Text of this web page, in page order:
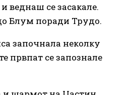
веднаш се засакале.
Блум поради Трудо.
започнала неколку
првпат се запознале